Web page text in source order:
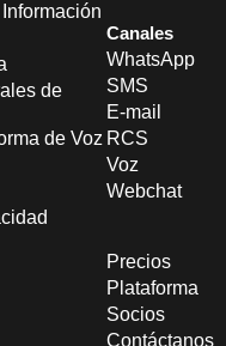
de
de Voz
Canales
WhatsApp
SMS
E-mail
RCS
Voz
Webchat
Precios
Plataforma
Socios
Contáctanos